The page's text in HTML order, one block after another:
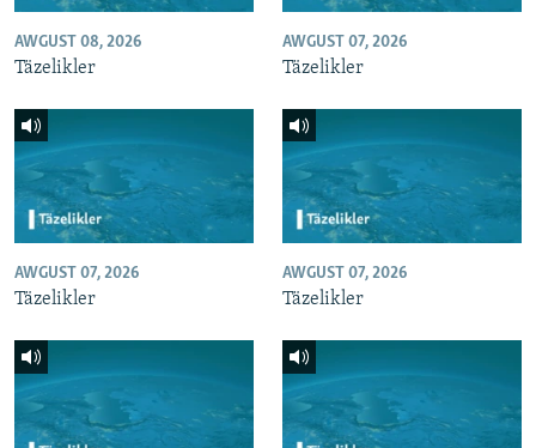
AWGUST 08, 2026
Täzelikler
AWGUST 07, 2026
Täzelikler
AWGUST 07, 2026
Täzelikler
AWGUST 07, 2026
Täzelikler